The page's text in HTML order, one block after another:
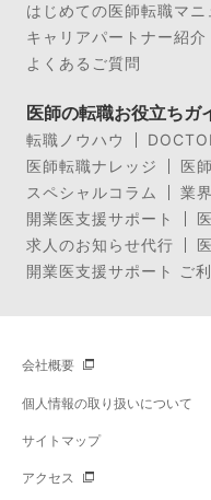
はじめての医師転職マニ
キャリアパートナー紹介
よくあるご質問
医師の転職お役立ちガ
転職ノウハウ
医師転職ナレッジ
医
スペシャルコラム
業
開業医支援サポート
求人のお知らせ代行
開業医支援サポート ご
会社概要
個人情報の取り扱いについて
サイトマップ
アクセス